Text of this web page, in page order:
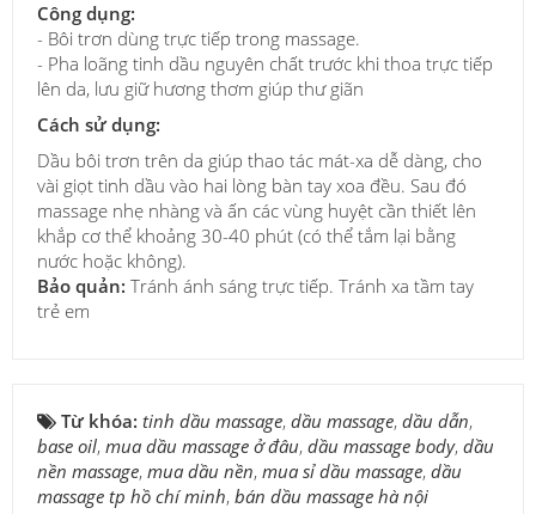
Công dụng:
- Bôi trơn dùng trực tiếp trong massage.
- Pha loãng tinh dầu nguyên chất trước khi thoa trực tiếp
lên da, lưu giữ hương thơm giúp thư giãn
Cách sử dụng:
Dầu bôi trơn trên da giúp thao tác mát-xa dễ dàng, cho
vài giọt tinh dầu vào hai lòng bàn tay xoa đều. Sau đó
massage nhẹ nhàng và ấn các vùng huyệt cần thiết lên
khắp cơ thể khoảng 30-40 phút (có thể tắm lại bằng
nước hoặc không).
Bảo quản: Tránh ánh sáng trực tiếp. Tránh xa tầm tay
trẻ em
Từ khóa: tinh dầu massage, dầu massage, dầu dẫn,
base oil, mua dầu massage ở đâu, dầu massage body, dầu
nền massage, mua dầu nền, mua sỉ dầu massage, dầu
massage tp hồ chí minh, bán dầu massage hà nội